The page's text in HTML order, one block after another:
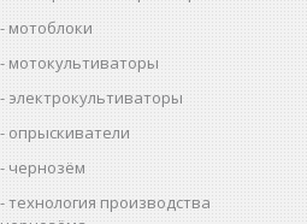
мотоблоки
мотокультиваторы
электрокультиваторы
опрыскиватели
чернозём
технология производства